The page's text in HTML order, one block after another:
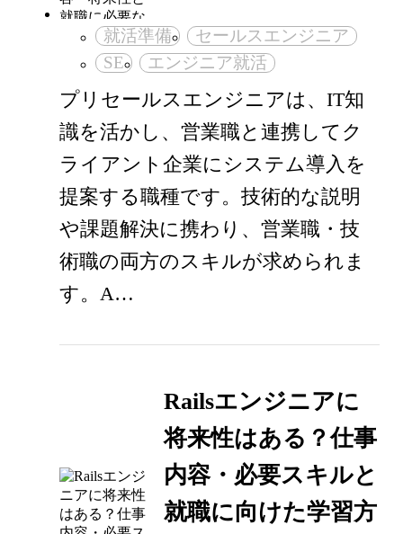
就活準備
セールスエンジニア
SE
エンジニア就活
プリセールスエンジニアは、IT知
識を活かし、営業職と連携してク
ライアント企業にシステム導入を
提案する職種です。技術的な説明
や課題解決に携わり、営業職・技
術職の両方のスキルが求められま
す。A…
Railsエンジニアに
将来性はある？仕事
内容・必要スキルと
就職に向けた学習方